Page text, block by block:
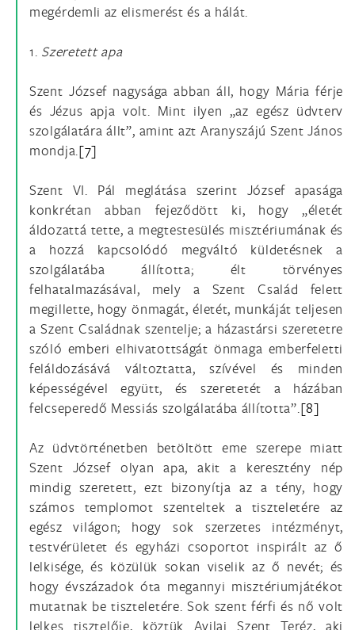
megérdemli az elismerést és a hálát.
1. Szeretett apa
Szent József nagysága abban áll, hogy Mária férje
és Jézus apja volt. Mint ilyen „az egész üdvterv
szolgálatára állt”, amint azt Aranyszájú Szent János
mondja.[7]
Szent VI. Pál meglátása szerint József apasága
konkrétan abban fejeződött ki, hogy „életét
áldozattá tette, a megtestesülés misztériumának és
a hozzá kapcsolódó megváltó küldetésnek a
szolgálatába állította; élt törvényes
felhatalmazásával, mely a Szent Család felett
megillette, hogy önmagát, életét, munkáját teljesen
a Szent Családnak szentelje; a házastársi szeretetre
szóló emberi elhivatottságát önmaga emberfeletti
feláldozásává változtatta, szívével és minden
képességével együtt, és szeretetét a házában
felcseperedő Messiás szolgálatába állította”.[8]
Az üdvtörténetben betöltött eme szerepe miatt
Szent József olyan apa, akit a keresztény nép
mindig szeretett, ezt bizonyítja az a tény, hogy
számos templomot szenteltek a tiszteletére az
egész világon; hogy sok szerzetes intézményt,
testvérületet és egyházi csoportot inspirált az ő
lelkisége, és közülük sokan viselik az ő nevét; és
hogy évszázadok óta megannyi misztériumjátékot
mutatnak be tiszteletére. Sok szent férfi és nő volt
lelkes tisztelője, köztük Avilai Szent Teréz, aki